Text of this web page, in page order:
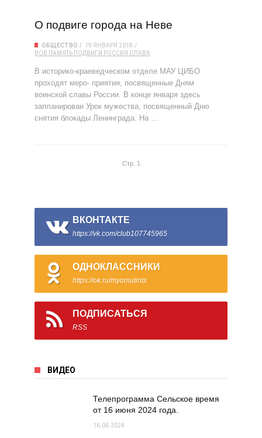
О подвиге города на Неве
ОБЩЕСТВО
19 ЯНВАРЯ 2018
ВОВ ПАМЯТЬ ПОДВИГИ РОССИЯ СЛАВА
В историко-краеведческом отделе МАУ ЦИБО
проходят меро- приятия, посвященные Дням
воинской славы России. В конце января здесь
запланирован Урок мужества, посвященный Дню
снятия блокады Ленинграда. На …
Стр. 1
ВКОНТАКТЕ
https://vk.com/club107745965
ОДНОКЛАССНИКИ
https://ok.ru/myomutints
ПОДПИСАТЬСЯ
RSS
ВИДЕО
Телепрограмма Сельское время
от 16 июня 2024 года.
16.06.2024